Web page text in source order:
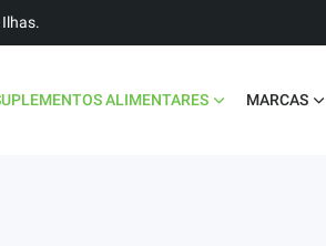
ALIMENTARES MARCAS